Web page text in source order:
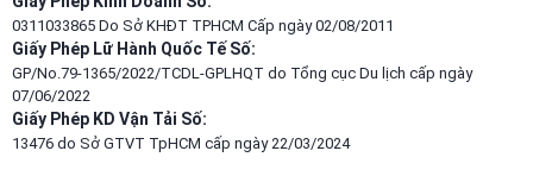
0311033865 Do Sở KHĐT TPHCM Cấp ngày 02/08/2011
Giấy Phép Lữ Hành Quốc Tế Số:
GP/No.79-1365/2022/TCDL-GPLHQT do Tổng cục Du lịch cấp ngày
07/06/2022
Giấy Phép KD Vận Tải Số:
13476 do Sở GTVT TpHCM cấp ngày 22/03/2024